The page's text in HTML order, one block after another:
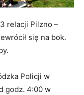
relacji Pilzno –
się na bok.
Policji w
godz. 4:00 w